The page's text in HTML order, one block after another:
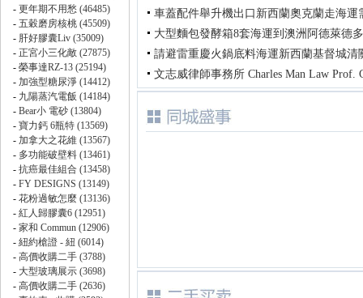
車蓋配件舉升機出口新西蘭奧克蘭走海
大型麵包發酵箱8套海運到澳洲阿德萊德
請避雷重慶火鍋底料海運新西蘭基督城清
文志威律師事務所 Charles Man Law Prof.